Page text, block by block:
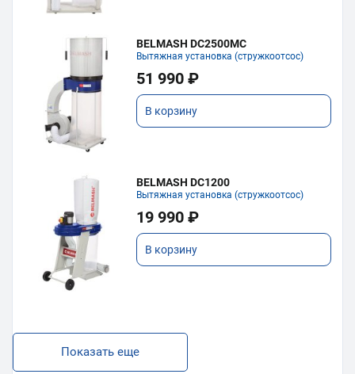
BELMASH DC2500MC
Вытяжная установка (стружкоотсос)
51 990 ₽
В корзину
BELMASH DC1200
Вытяжная установка (стружкоотсос)
19 990 ₽
В корзину
Показать еще